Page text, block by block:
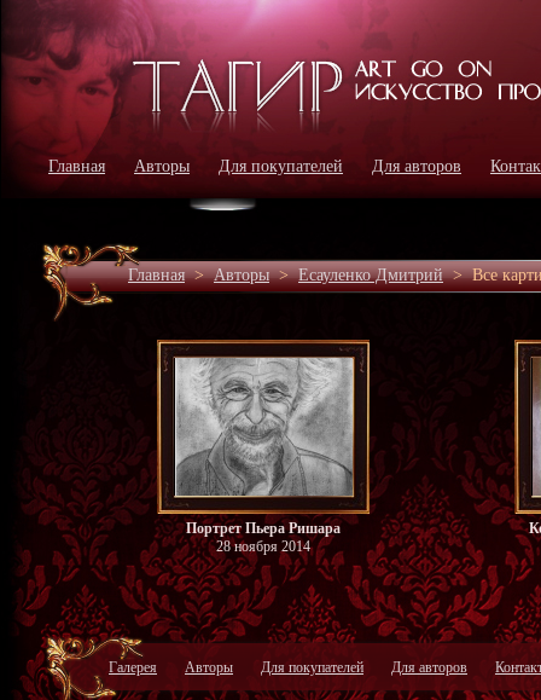
Главная Авторы Для покупателей Для авторов
Главная>Авторы>Есауленко Дмитрий>Все
Портрет Пьера Ришара
28 ноября 2014
Галерея Авторы Для покупателей Для авторов